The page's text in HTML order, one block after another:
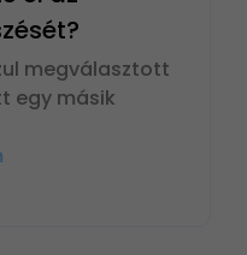
megválasztott
egy másik